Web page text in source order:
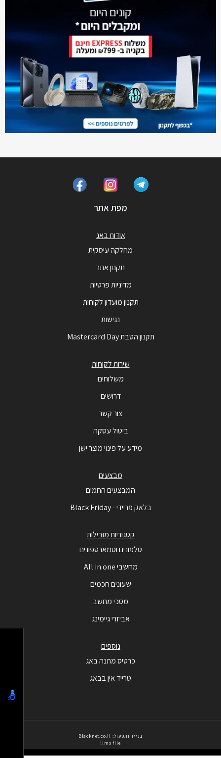
מפת אתר
אודות באג
מחלקה עיסקית
תקנון אתר
מדיניות פרטיות
תקנון מועדון לקוחות
נגישות
תקנון הטבת Mastercard Day
שירות לקוחות
משלוחים
דרושים
צור קשר
ביטול עסקה
מידע על פינוי מוצר ישן
מבצעים
המבצעים החמים
בלאק פריידי - Black Friday
קטגוריות מובילות
טלפונים וסמארטפונים
מחשבי All in one
שעונים חכמים
מסכי מחשב
אביזרי גיימינג
נוספים
כרטיס מתנה באג
טרייד אין בבאג
בנייה ותפעול: Blacknet.co.il
llms file